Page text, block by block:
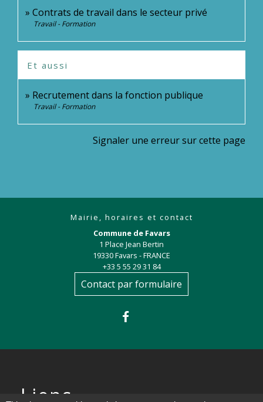
Contrats de travail dans le secteur privé
Travail - Formation
Et aussi
Recrutement dans la fonction publique
Travail - Formation
Signaler une erreur sur cette page
Mairie, horaires et contact
Commune de Favars
1 Place Jean Bertin
19330 Favars - FRANCE
+33 5 55 29 31 84
Contact par formulaire
Liens